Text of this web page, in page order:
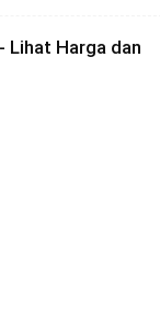
Lihat Harga dan